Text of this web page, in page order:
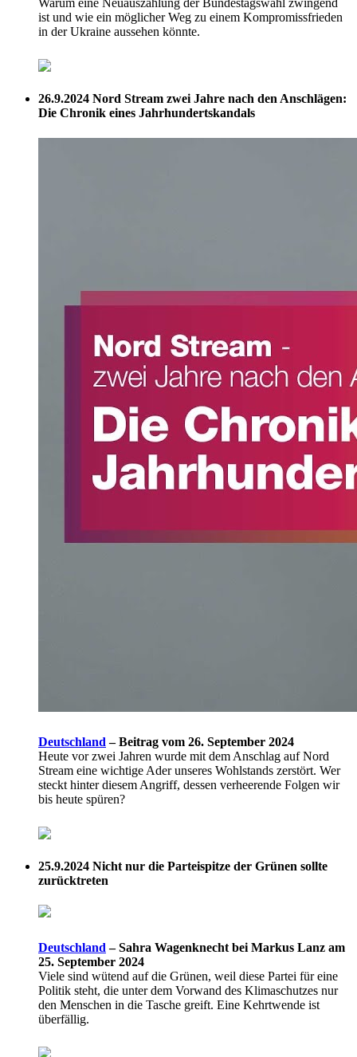
Warum eine Neuauszählung der Bundestagswahl zwingend
ist und wie ein möglicher Weg zu einem Kompromissfrieden
in der Ukraine aussehen könnte.
26.9.2024 Nord Stream zwei Jahre nach den Anschlägen:
Die Chronik eines Jahrhundertskandals
Deutschland – Beitrag vom 26. September 2024
Heute vor zwei Jahren wurde mit dem Anschlag auf Nord
Stream eine wichtige Ader unseres Wohlstands zerstört. Wer
steckt hinter diesem Angriff, dessen verheerende Folgen wir
bis heute spüren?
25.9.2024 Nicht nur die Parteispitze der Grünen sollte
zurücktreten
Deutschland – Sahra Wagenknecht bei Markus Lanz am
25. September 2024
Viele sind wütend auf die Grünen, weil diese Partei für eine
Politik steht, die unter dem Vorwand des Klimaschutzes nur
den Menschen in die Tasche greift. Eine Kehrtwende ist
überfällig.